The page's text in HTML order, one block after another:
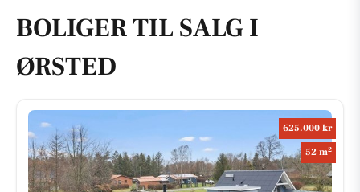
BOLIGER TIL SALG I
ØRSTED
625.000 kr
52 m2